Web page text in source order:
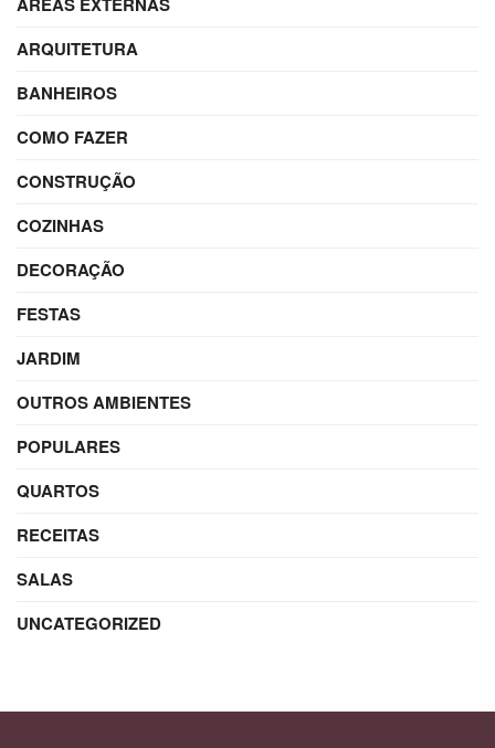
ARQUITETURA
BANHEIROS
COMO FAZER
CONSTRUÇÃO
COZINHAS
DECORAÇÃO
FESTAS
JARDIM
OUTROS AMBIENTES
POPULARES
QUARTOS
RECEITAS
SALAS
UNCATEGORIZED